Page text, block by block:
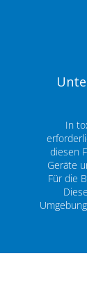
In
diesen
Geräte
Für die